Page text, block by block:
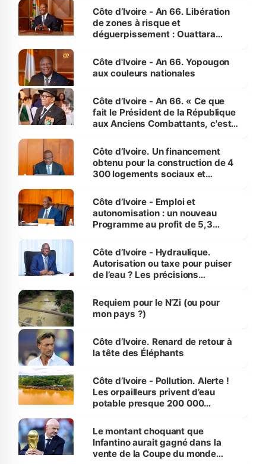
milieu des sinistrés
Côte d’Ivoire - An 66. Libération
de zones à risque et
déguerpissement : Ouattara
l'Etat de droit pour préserver les
vies humaines »
Côte d'Ivoire - An 66. Yopougon
aux couleurs nationales
Côte d’Ivoire - An 66. « Ce que
fait le Président de la République
aux Anciens Combattants, c'est
Côte d’Ivoire. Un financement
obtenu pour la construction de 4
300 logements sociaux et
et Yamoussoukro
Côte d’Ivoire - Emploi et
autonomisation : un nouveau
Programme au profit de 5,3
Côte d’Ivoire - Hydraulique.
Autorisation ou taxe pour puiser
de l’eau ? Les précisions
Requiem pour le N’Zi (ou pour
mon pays ?)
Côte d’Ivoire. Renard de retour à
la tête des Éléphants
Côte d’Ivoire - Pollution. Alerte !
Les orpailleurs privent d’eau
potable presque 200 000
Le montant choquant que
Infantino aurait gagné dans la
vente de la Coupe du monde